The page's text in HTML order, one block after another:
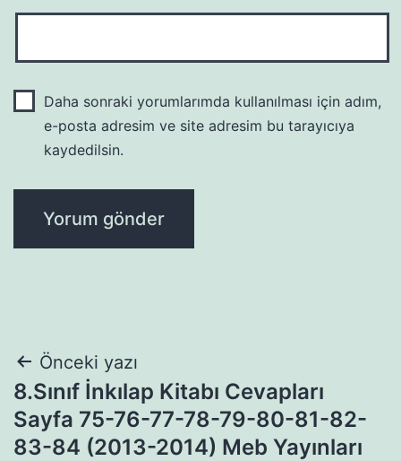
Daha sonraki yorumlarımda kullanılması için adım,
e-posta adresim ve site adresim bu tarayıcıya
kaydedilsin.
Yazı
gezinmesi
Önceki yazı
8.Sınıf İnkılap Kitabı Cevapları
Sayfa 75-76-77-78-79-80-81-82-
83-84 (2013-2014) Meb Yayınları